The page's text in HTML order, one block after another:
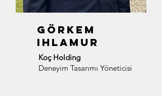
GÖRKEM
IHLAMUR
Koç Holding
Deneyim Tasarımı Yöneticisi